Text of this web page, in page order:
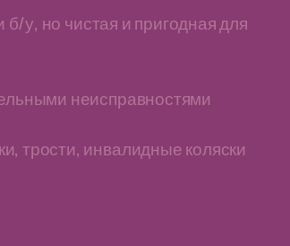
у, но чистая и пригодная для
неисправностями
трости, инвалидные коляски